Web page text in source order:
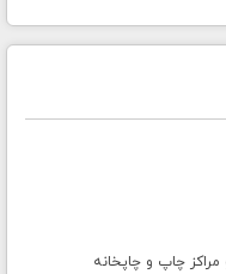
مراکز چاپ و چاپخانه